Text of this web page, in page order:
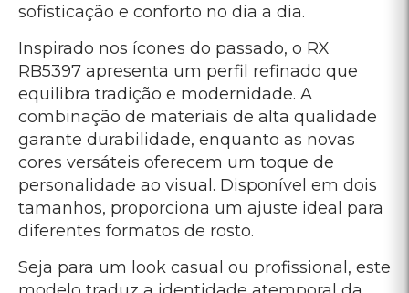
sofisticação e conforto no dia a dia.
Inspirado nos ícones do passado, o RX
RB5397 apresenta um perfil refinado que
equilibra tradição e modernidade. A
combinação de materiais de alta qualidade
garante durabilidade, enquanto as novas
cores versáteis oferecem um toque de
personalidade ao visual. Disponível em dois
tamanhos, proporciona um ajuste ideal para
diferentes formatos de rosto.
Seja para um look casual ou profissional, este